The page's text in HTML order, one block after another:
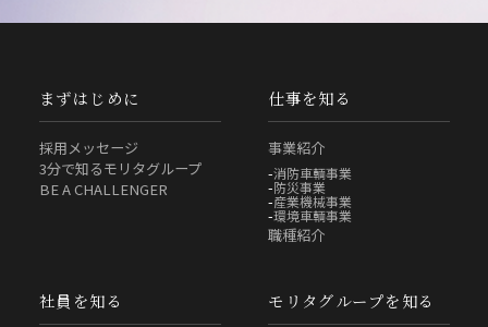
まずはじめに
採用メッセージ
3分で知るモリタグループ
BE A CHALLENGER
仕事を知る
事業紹介
消防車輌事業
防災事業
産業機械事業
環境車輌事業
職種紹介
社員を知る モリタグループを知る